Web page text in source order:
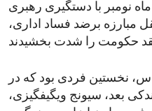
ماه نومبر با دستگیری رهبری
مبارزه برضد فساد اداری،‌
نخستین فردی بود که در
بعد، سیونج ویگیفگیزی،